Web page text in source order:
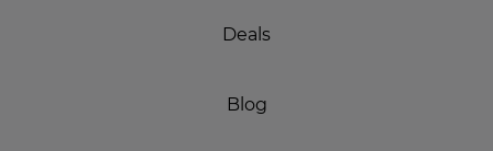
Deals
Blog